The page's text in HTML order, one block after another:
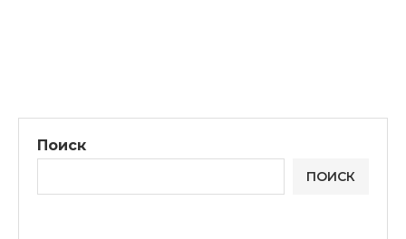
Поиск
ПОИСК